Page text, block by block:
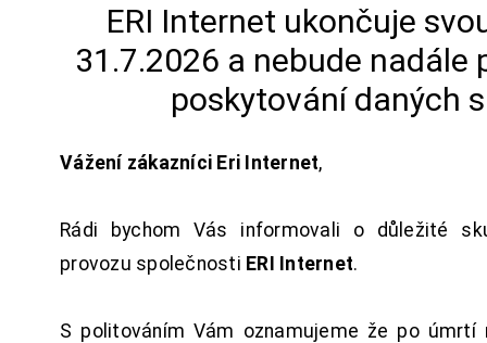
ERI Internet ukončuje
31.7.2026 a nebude nadále
poskytování daných
Vážení zákazníci Eri Internet,
Rádi bychom Vás informovali o důležité
provozu společnosti ERI Internet.
S politováním Vám oznamujeme že po úmrtí